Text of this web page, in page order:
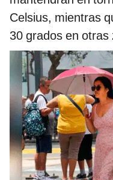
Celsius, mientras
30 grados en otras